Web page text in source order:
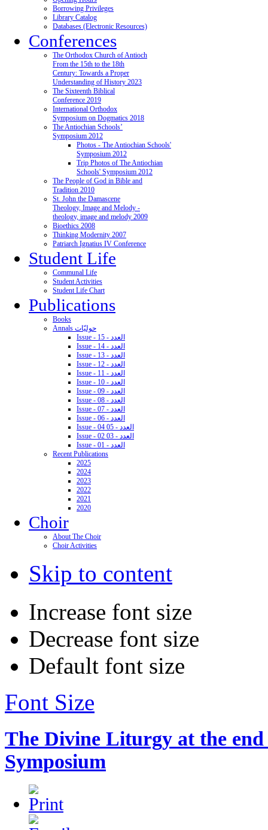
Borrowing Privileges
Library Catalog
Databases (Electronic Resources)
Conferences
The Orthodox Church of Antioch
From the 15th to the 18th
Century: Towards a Proper
Understanding of History 2023
The Sixteenth Biblical
Conference 2019
International Orthodox
Symposium on Dogmatics 2018
The Antiochian Schools’
Symposium 2012
Photos - The Antiochian Schools'
Symposium 2012
Trip Photos of The Antiochian
Schools' Symposium 2012
The People of God in Bible and
Tradition 2010
St. John the Damascene
Theology, Image and Melody -
theology, image and melody 2009
Bioethics 2008
Thinking Modernity 2007
Patriarch Ignatius IV Conference
Student Life
Communal Life
Student Activities
Student Life Chart
Publications
Books
Annals حوليّات
Issue - 15 - العدد
Issue - 14 - العدد
Issue - 13 - العدد
Issue - 12 - العدد
Issue - 11 - العدد
Issue - 10 - العدد
Issue - 09 - العدد
Issue - 08 - العدد
Issue - 07 - العدد
Issue - 06 - العدد
Issue - 04 05 - العدد
Issue - 02 03 - العدد
Issue - 01 - العدد
Recent Publications
2025
2024
2023
2022
2021
2020
Choir
About The Choir
Choir Activities
Skip to content
Increase font size
Decrease font size
Default font size
Font Size
The Divine Liturgy at the
Symposium